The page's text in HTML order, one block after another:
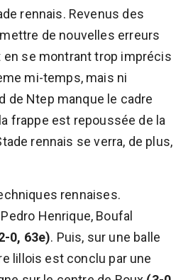
rennais. Revenus des
de nouvelles erreurs
se montrant trop imprécis
mi-temps, mais ni
de Ntep manque le cadre
frappe est repoussée de la
rennais se verra, de plus,
rennaises.
Henrique, Boufal
0, 63e). Puis, sur une balle
lillois est conclu par une